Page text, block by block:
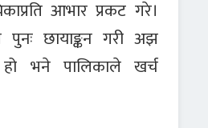
आभार प्रकट गरे।
छायाङ्कन गरी अझ
भने पालिकाले खर्च